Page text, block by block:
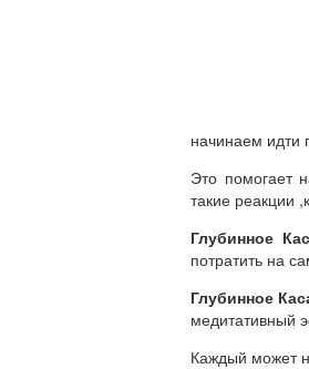
начинаем идти
Это помогает
такие реакции
Глубинное
потратить на
Глубинное
медитативный
Каждый может